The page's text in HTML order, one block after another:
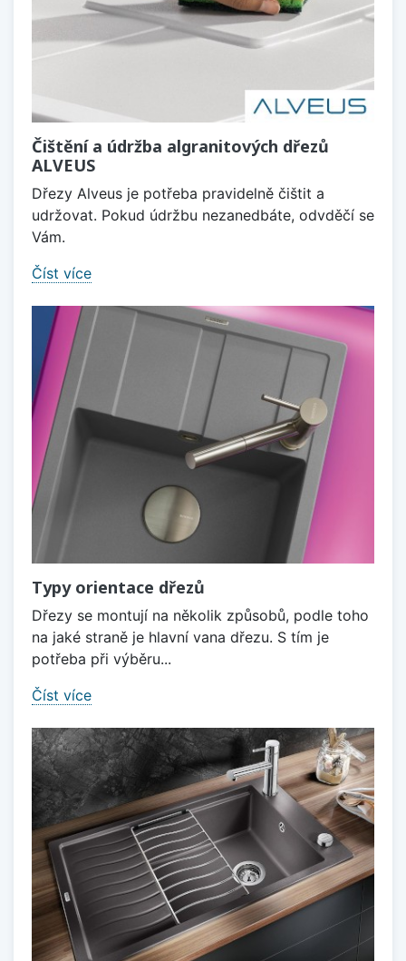
Čištění a údržba algranitových dřezů
ALVEUS
Dřezy Alveus je potřeba pravidelně čištit a
udržovat. Pokud údržbu nezanedbáte, odvděčí se
Vám.
Číst více
Typy orientace dřezů
Dřezy se montují na několik způsobů, podle toho
na jaké straně je hlavní vana dřezu. S tím je
potřeba při výběru...
Číst více